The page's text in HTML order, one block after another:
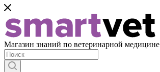
Магазин знаний по ветеринарной медицине